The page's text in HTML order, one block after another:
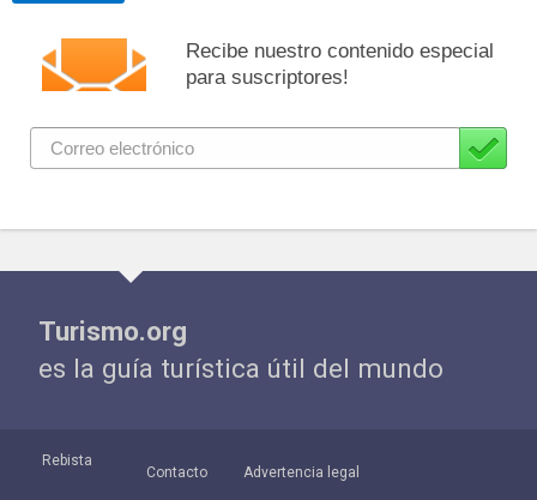
Recibe nuestro contenido especial
para suscriptores!
Turismo.org
es la guía turística útil del mundo
Rebista
Contacto Advertencia legal